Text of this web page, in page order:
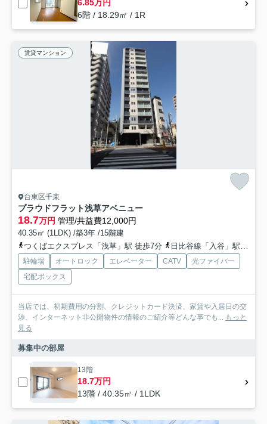
6.85万円
6階 / 18.29㎡ / 1R
賃貸マンション
台東区千束
プラウドフラット浅草アベニュー
18.7万円 管理/共益費12,000円
40.35㎡ (1LDK) /築3年 /15階建
つくばエクスプレス「浅草」駅 徒歩7分
日比谷線「入谷」駅 徒歩11分
駐輪場 オートロック エレベーター CATV
光ファイバー
宅配ボックス
当店では、初期費用の分割、クレジットカード決済、家賃や入居日の交
渉、インターネット非公開物件の情報のご紹介等どんな事でも... もっと
見る
募集中の部屋
13階
18.7万円
13階 / 40.35㎡ / 1LDK